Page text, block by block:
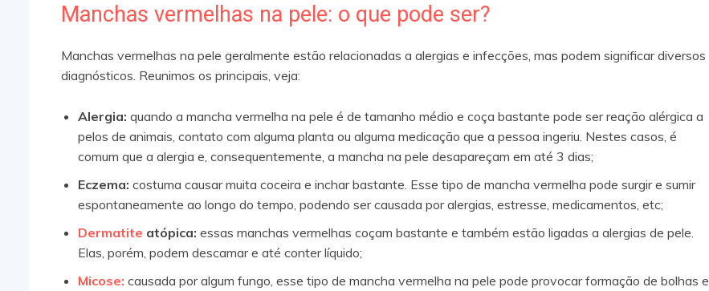
Manchas vermelhas na pele: o que pode ser?
Manchas vermelhas na pele geralmente estão relacionadas a alergias e infecções, mas podem significar diversos
diagnósticos. Reunimos os principais, veja:
Alergia: quando a mancha vermelha na pele é de tamanho médio e coça bastante pode ser reação alérgica a
pelos de animais, contato com alguma planta ou alguma medicação que a pessoa ingeriu. Nestes casos, é
comum que a alergia e, consequentemente, a mancha na pele desapareçam em até 3 dias;
Eczema: costuma causar muita coceira e inchar bastante. Esse tipo de mancha vermelha pode surgir e sumir
espontaneamente ao longo do tempo, podendo ser causada por alergias, estresse, medicamentos, etc;
Dermatite atópica: essas manchas vermelhas coçam bastante e também estão ligadas a alergias de pele.
Elas, porém, podem descamar e até conter líquido;
Micose: causada por algum fungo, esse tipo de mancha vermelha na pele pode provocar formação de bolhas e